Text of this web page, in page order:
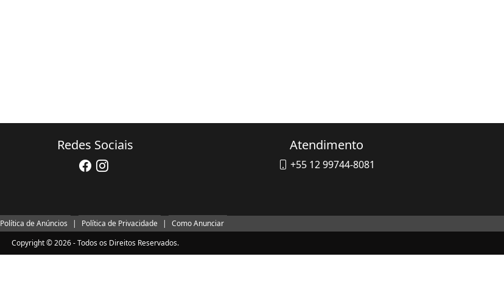
Redes Sociais Atendimento
+55 12 99744-8081
Política de Anúncios | Política de Privacidade |
Como Anunciar
Copyright © 2026 - Todos os Direitos Reservados.